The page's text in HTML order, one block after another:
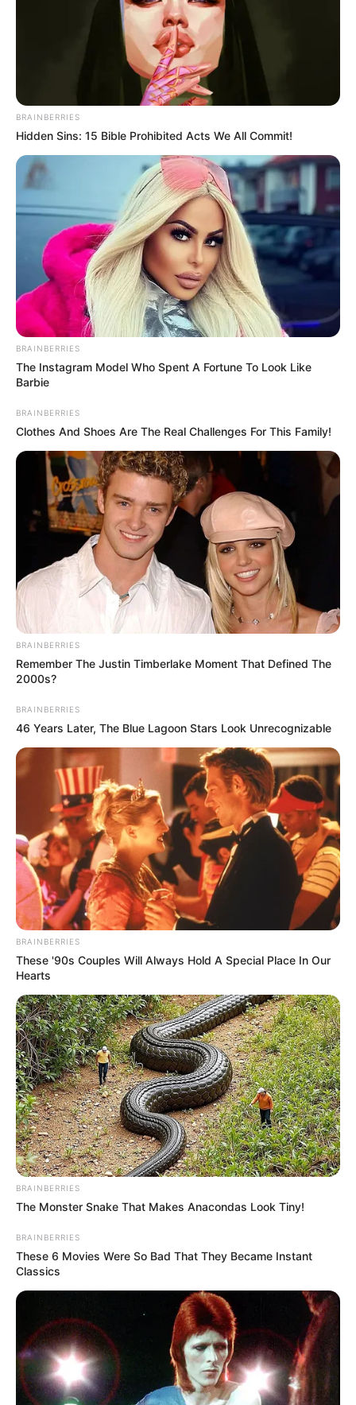
BRAINBERRIES
Hidden Sins: 15 Bible Prohibited Acts We All Commit!
BRAINBERRIES
The Instagram Model Who Spent A Fortune To Look Like
Barbie
BRAINBERRIES
Clothes And Shoes Are The Real Challenges For This Family!
BRAINBERRIES
Remember The Justin Timberlake Moment That Defined The
2000s?
BRAINBERRIES
46 Years Later, The Blue Lagoon Stars Look Unrecognizable
BRAINBERRIES
These '90s Couples Will Always Hold A Special Place In Our
Hearts
BRAINBERRIES
The Monster Snake That Makes Anacondas Look Tiny!
BRAINBERRIES
These 6 Movies Were So Bad That They Became Instant
Classics